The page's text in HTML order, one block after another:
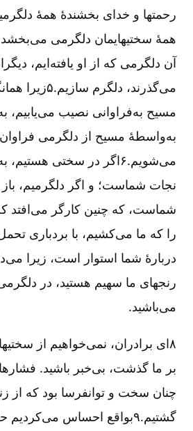
همۀ سختیهایمان دلگرمی می‌بخشد تا
آن دلگرمی که از او یافته‌ایم،
می‌گذرند، دلگرم
مسیح به‌فراوانی نصیب می‌یابیم،
به‌واسطۀ مسیح از دلگرمی فراوان
می‌شویم.۶اگر در سختی
نجات شماست؛ و اگر دلگرمیم،
شماست، که چنین کارگر می‌افتد
دربارۀ شما استوار است، زیرا
رنجهای ما سهیم هستید، در
می‌باشید.
۸ای برادران، نمی‌خواهیم از
بر ما گذشت، بی‌خبر باشید.
چنان سخت و توانفرسا بود که از
گشتیم.۹بواقع احساس